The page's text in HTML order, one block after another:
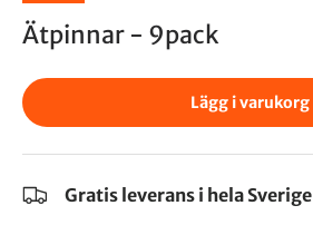
Ätpinnar - 9pack
Lägg i varukorg
Gratis leverans i hela Sverige